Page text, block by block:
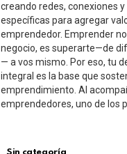
creando redes, conexiones
específicas para agregar
emprendedor. Emprender
negocio, es superarte—de
— a vos mismo. Por eso, tu
integral es la base que
emprendimiento. Al
emprendedores, uno de los